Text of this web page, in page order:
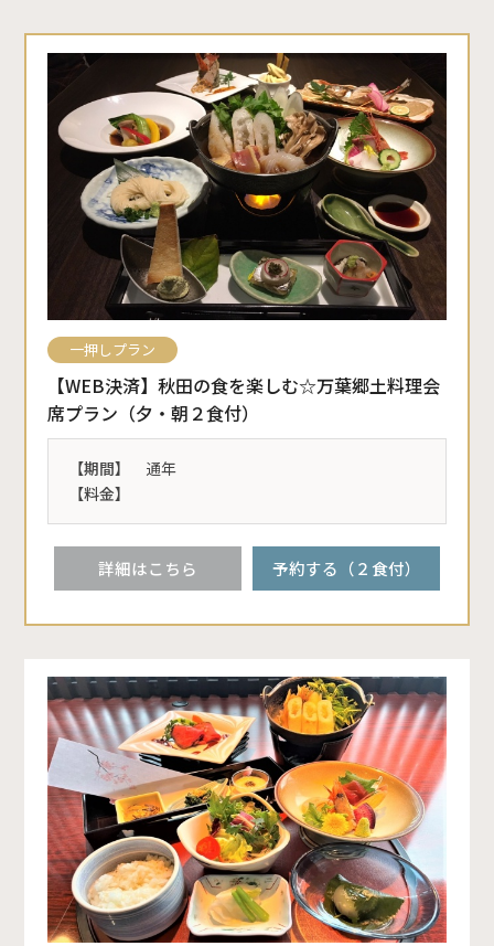
一押しプラン
【WEB決済】秋田の食を楽しむ☆万葉郷土料理会
席プラン（夕・朝２食付）
【期間】
通年
【料金】
詳細はこちら 予約する（２食付）